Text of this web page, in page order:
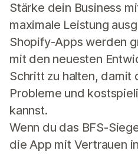
Stärke dein Business
maximale Leistung
Shopify-Apps werden
mit den neuesten
Schritt zu halten, damit
Probleme und
kannst.
Wenn du das BFS-
die App mit Vertrauen